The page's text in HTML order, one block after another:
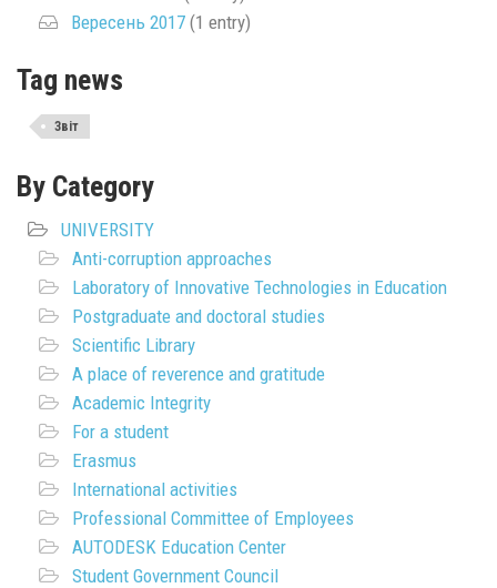
Вересень 2017 (1 entry)
Tag news
Звіт
By Category
UNIVERSITY
Anti-corruption approaches
Laboratory of Innovative Technologies in Education
Postgraduate and doctoral studies
Scientific Library
A place of reverence and gratitude
Academic Integrity
For a student
Erasmus
International activities
Professional Committee of Employees
AUTODESK Education Center
Student Government Council